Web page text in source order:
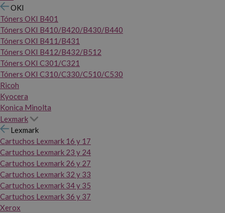
OKI
Tóners OKI B401
Tóners OKI B410/B420/B430/B440
Tóners OKI B411/B431
Tóners OKI B412/B432/B512
Tóners OKI C301/C321
Tóners OKI C310/C330/C510/C530
Ricoh
Kyocera
Konica Minolta
Lexmark
Lexmark
Cartuchos Lexmark 16 y 17
Cartuchos Lexmark 23 y 24
Cartuchos Lexmark 26 y 27
Cartuchos Lexmark 32 y 33
Cartuchos Lexmark 34 y 35
Cartuchos Lexmark 36 y 37
Xerox